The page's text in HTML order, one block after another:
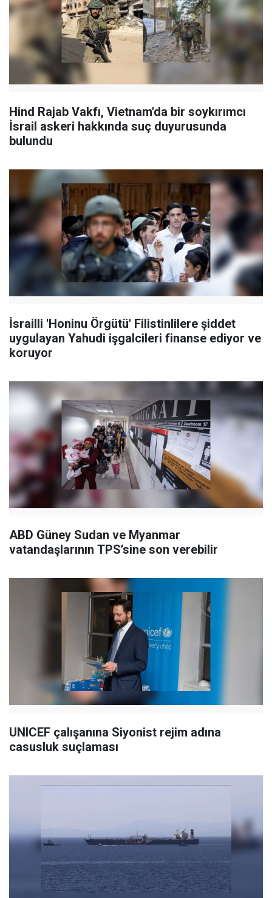
Hind Rajab Vakfı, Vietnam'da bir soykırımcı
İsrail askeri hakkında suç duyurusunda
bulundu
İsrailli 'Honinu Örgütü' Filistinlilere şiddet
uygulayan Yahudi işgalcileri finanse ediyor ve
koruyor
ABD Güney Sudan ve Myanmar
vatandaşlarının TPS’sine son verebilir
UNICEF çalışanına Siyonist rejim adına
casusluk suçlaması